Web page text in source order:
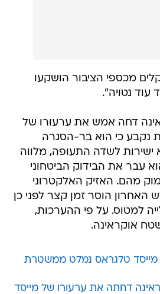
מכספי הציבור הושקעו
עוד נטויה".
דחה אמש את ערעורו של
נקבע כי הוא בר-הסגרה
ישירות לשדה התעופה, מלווה
עבר את הבידוק הביטחוני
מהם. האזיק האלקטרוני
האחרון הוסר זמן קצר לפני כן
למטוס. על פי ההערכות,
אוקראינה.
מייסד טלגראס נמלט ממשטרת
דחתה את ערעורו של מייסד